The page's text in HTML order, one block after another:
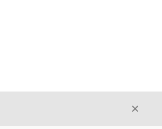
Fechar